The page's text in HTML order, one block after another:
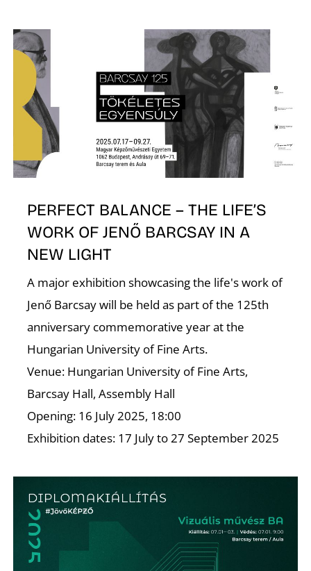
PERFECT BALANCE – THE LIFE’S
WORK OF JENŐ BARCSAY IN A
NEW LIGHT
A major exhibition showcasing the life's work of
Jenő Barcsay will be held as part of the 125th
anniversary commemorative year at the
Hungarian University of Fine Arts.
Venue: Hungarian University of Fine Arts,
Barcsay Hall, Assembly Hall
Opening: 16 July 2025, 18:00
Exhibition dates: 17 July to 27 September 2025